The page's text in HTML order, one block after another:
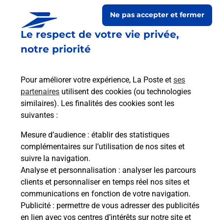
Le respect de votre vie privée,
notre priorité
Pour améliorer votre expérience, La Poste et ses
partenaires utilisent des cookies (ou technologies
similaires). Les finalités des cookies sont les
suivantes :
Mesure d’audience : établir des statistiques
complémentaires sur l’utilisation de nos sites et
suivre la navigation.
Analyse et personnalisation : analyser les parcours
clients et personnaliser en temps réel nos sites et
communications en fonction de votre navigation.
Publicité : permettre de vous adresser des publicités
en lien avec vos centres d’intérêts sur notre site et
Ne pas accepter et fermer
Collecte du courrier aujourd'hui à 09h00
2 Route De Murasson
12370 Mounes Prohencoux
Itinéraire
Le lien s'ouvre dans un nouvel onglet